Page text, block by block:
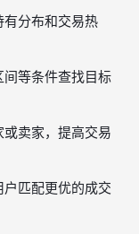
有分布和交易热
等条件查找目标
卖家，提高交易
匹配更优的成交